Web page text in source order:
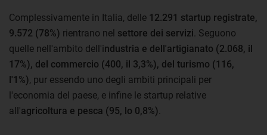
Complessivamente in Italia, delle 12.291 startup registrate,
9.572 (78%) rientrano nel settore dei servizi. Seguono
quelle nell'ambito dell'industria e dell'artigianato (2.068, il
17%), del commercio (400, il 3,3%), del turismo (116,
l'1%), pur essendo uno degli ambiti principali per
l'economia del paese, e infine le startup relative
all'agricoltura e pesca (95, lo 0,8%).